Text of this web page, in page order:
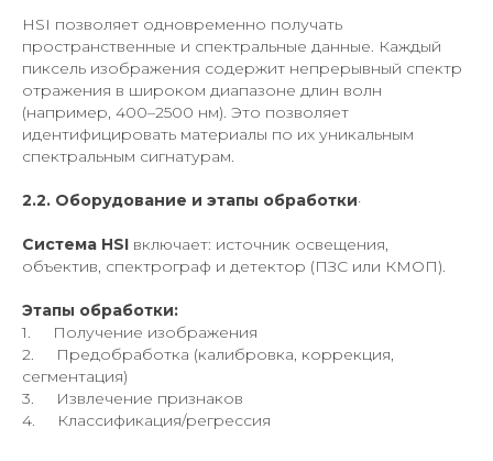
HSI позволяет одновременно получать
пространственные и спектральные данные. Каждый
пиксель изображения содержит непрерывный спектр
отражения в широком диапазоне длин волн
(например, 400–2500 нм). Это позволяет
идентифицировать материалы по их уникальным
спектральным сигнатурам.
2.2. Оборудование и этапы обработки·
Система HSI включает: источник освещения,
объектив, спектрограф и детектор (ПЗС или КМОП).
Этапы обработки:
1. Получение изображения
2. Предобработка (калибровка, коррекция,
сегментация)
3. Извлечение признаков
4. Классификация/регрессия